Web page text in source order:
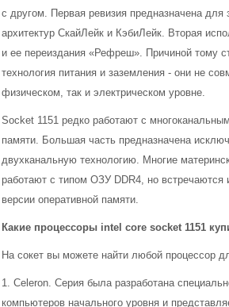
с другом. Первая ревизия предназначена для
архитектур СкайЛейк и КэбиЛейк. Вторая
и ее переиздания «Рефреш». Причиной тому
технология питания и заземления - они не
физическом, так и электрическом уровне.
Socket 1151 редко работают с
памяти. Большая часть предназначена
двухканальную технологию. Многие
работают с типом ОЗУ DDR4, но встречаются
версии оперативной памяти.
Какие процессоры intel core socket 1151
На сокет вы можете найти любой процессор
1. Celeron. Серия была разработана
компьютеров начального уровня и